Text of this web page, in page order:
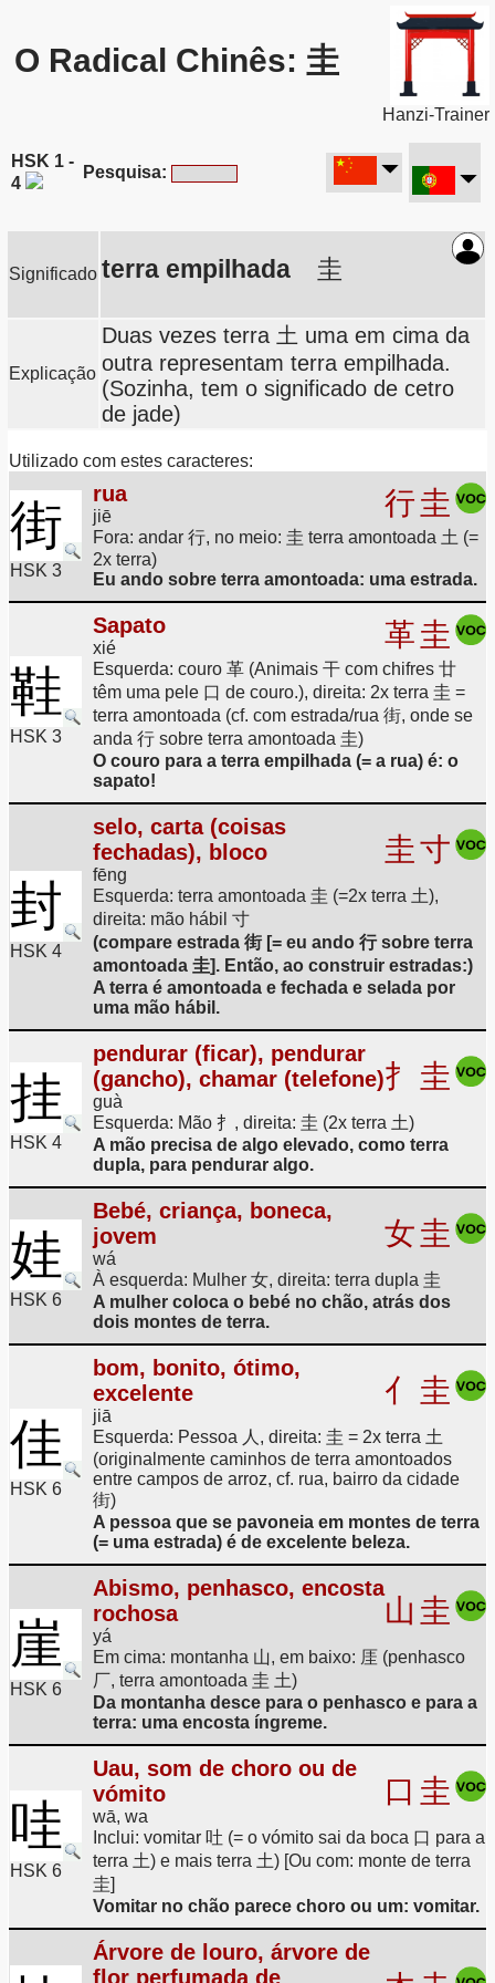
O Radical Chinês: 圭
Hanzi-Trainer
HSK 1 -
4
Pesquisa:
Significado terra empilhada 圭
Explicação
Duas vezes terra 土 uma em cima da
outra representam terra empilhada.
(Sozinha, tem o significado de cetro
de jade)
Utilizado com estes caracteres:
街
HSK 3
rua
jiē 行圭
Fora: andar 行, no meio: 圭 terra amontoada 土 (=
2x terra)
Eu ando sobre terra amontoada: uma estrada.
鞋
HSK 3
Sapato
xié 革圭
Esquerda: couro 革 (Animais 干 com chifres 廿
têm uma pele 口 de couro.), direita: 2x terra 圭 =
terra amontoada (cf. com estrada/rua 街, onde se
anda 行 sobre terra amontoada 圭)
O couro para a terra empilhada (= a rua) é: o
sapato!
封
HSK 4
selo, carta (coisas
fechadas), bloco
fēng
圭寸
Esquerda: terra amontoada 圭 (=2x terra 土),
direita: mão hábil 寸
(compare estrada 街 [= eu ando 行 sobre terra
amontoada 圭]. Então, ao construir estradas:)
A terra é amontoada e fechada e selada por
uma mão hábil.
挂
HSK 4
pendurar (ficar), pendurar
(gancho), chamar (telefone)
guà
扌 圭
Esquerda: Mão 扌, direita: 圭 (2x terra 土)
A mão precisa de algo elevado, como terra
dupla, para pendurar algo.
娃
HSK 6
Bebé, criança, boneca,
jovem
wá
女圭
À esquerda: Mulher 女, direita: terra dupla 圭
A mulher coloca o bebé no chão, atrás dos
dois montes de terra.
佳
HSK 6
bom, bonito, ótimo,
excelente
jiā
亻 圭
Esquerda: Pessoa 人, direita: 圭 = 2x terra 土
(originalmente caminhos de terra amontoados
entre campos de arroz, cf. rua, bairro da cidade
街)
A pessoa que se pavoneia em montes de terra
(= uma estrada) é de excelente beleza.
崖
HSK 6
Abismo, penhasco, encosta
rochosa
yá
山 圭
Em cima: montanha 山, em baixo: 厓 (penhasco
厂, terra amontoada 圭 土)
Da montanha desce para o penhasco e para a
terra: uma encosta íngreme.
哇
HSK 6
Uau, som de choro ou de
vómito
wā, wa
口 圭
Inclui: vomitar 吐 (= o vómito sai da boca 口 para a
terra 土) e mais terra 土) [Ou com: monte de terra
圭]
Vomitar no chão parece choro ou um: vomitar.
Árvore de louro, árvore de
flor perfumada de